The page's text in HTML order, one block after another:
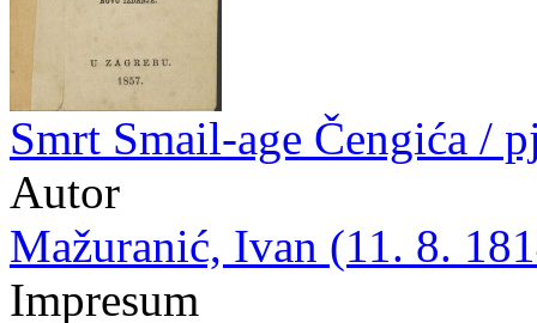
Smrt Smail-age Čengića /
Autor
Mažuranić, Ivan (11. 8.
Impresum